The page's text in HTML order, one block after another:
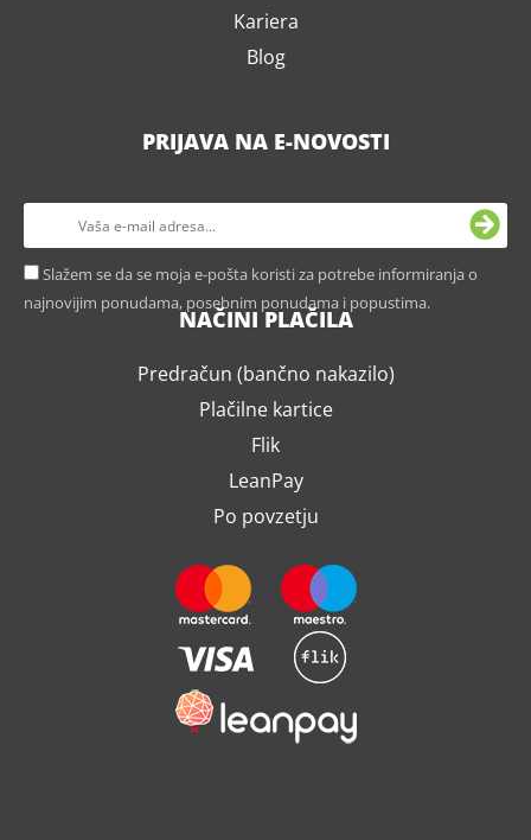
Kariera
Blog
PRIJAVA NA E-NOVOSTI
Slažem se da se moja e-pošta koristi za potrebe informiranja o
najnovijim ponudama, posebnim ponudama i popustima.
NAČINI PLAČILA
Predračun (bančno nakazilo)
Plačilne kartice
Flik
LeanPay
Po povzetju